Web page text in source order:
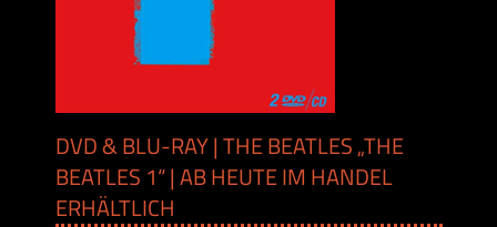
DVD & BLU-RAY | THE BEATLES „THE
BEATLES 1“ | AB HEUTE IM HANDEL
ERHÄLTLICH